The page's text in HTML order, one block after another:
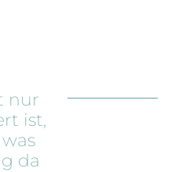
nur
ist,
da